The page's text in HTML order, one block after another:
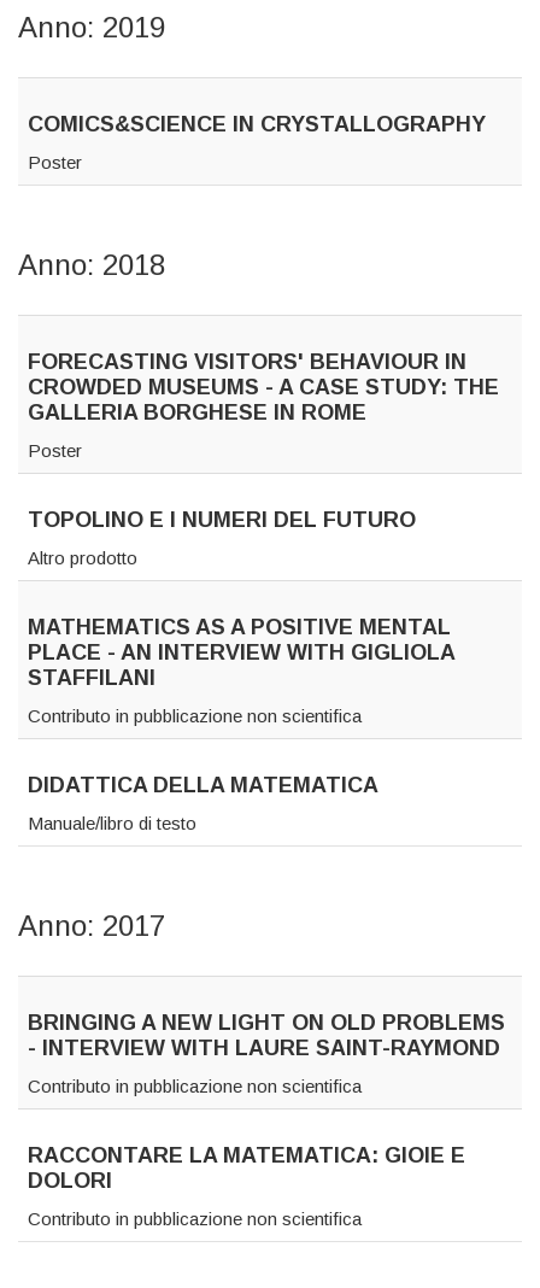
Anno: 2019
COMICS&SCIENCE IN CRYSTALLOGRAPHY
Poster
Anno: 2018
FORECASTING VISITORS' BEHAVIOUR IN
CROWDED MUSEUMS - A CASE STUDY: THE
GALLERIA BORGHESE IN ROME
Poster
TOPOLINO E I NUMERI DEL FUTURO
Altro prodotto
MATHEMATICS AS A POSITIVE MENTAL
PLACE - AN INTERVIEW WITH GIGLIOLA
STAFFILANI
Contributo in pubblicazione non scientifica
DIDATTICA DELLA MATEMATICA
Manuale/libro di testo
Anno: 2017
BRINGING A NEW LIGHT ON OLD PROBLEMS
- INTERVIEW WITH LAURE SAINT-RAYMOND
Contributo in pubblicazione non scientifica
RACCONTARE LA MATEMATICA: GIOIE E
DOLORI
Contributo in pubblicazione non scientifica